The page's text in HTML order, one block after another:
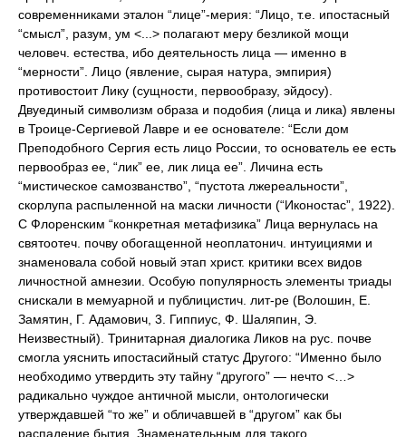
современниками эталон “лице”-мерия: “Лицо, т.е. ипостасный
“смысл”, разум, ум <...> полагают меру безликой мощи
человеч. естества, ибо деятельность лица — именно в
“мерности”. Лицо (явление, сырая натура, эмпирия)
противостоит Лику (сущности, первообразу, эйдосу).
Двуединый символизм образа и подобия (лица и лика) явлены
в Троице-Сергиевой Лавре и ее основателе: “Если дом
Преподобного Сергия есть лицо России, то основатель ее есть
первообраз ее, “лик” ее, лик лица ее”. Личина есть
“мистическое самозванство”, “пустота лжереальности”,
скорлупа распыленной на маски личности (“Иконостас”, 1922).
С Флоренским “конкретная метафизика” Лица вернулась на
святоотеч. почву обогащенной неоплатонич. интуициями и
знаменовала собой новый этап христ. критики всех видов
личностной амнезии. Особую популярность элементы триады
снискали в мемуарной и публицистич. лит-ре (Волошин, Е.
Замятин, Г. Адамович, 3. Гиппиус, Ф. Шаляпин, Э.
Неизвестный). Тринитарная диалогика Ликов на рус. почве
смогла уяснить ипостасийный статус Другого: “Именно было
необходимо утвердить эту тайну “другого” — нечто <…>
радикально чуждое античной мысли, онтологически
утверждавшей “то же” и обличавшей в “другом” как бы
распадение бытия. Знаменательным для такого